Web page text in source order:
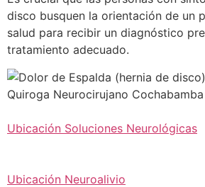
disco busquen la orientación de un
salud para recibir un diagnóstico
tratamiento adecuado.
Ubicación Soluciones Neurológicas
Ubicación Neuroalivio